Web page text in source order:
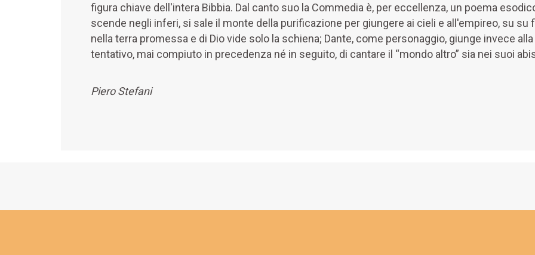
figura chiave dell'intera Bibbia. Dal canto suo la Commedia è, per eccellenza, un poema
scende negli inferi, si sale il monte della purificazione per giungere ai cieli e all'empireo, su su
nella terra promessa e di Dio vide solo la schiena; Dante, come personaggio, giunge invece
tentativo, mai compiuto in precedenza né in seguito, di cantare il “mondo altro” sia nei suoi
Piero Stefani